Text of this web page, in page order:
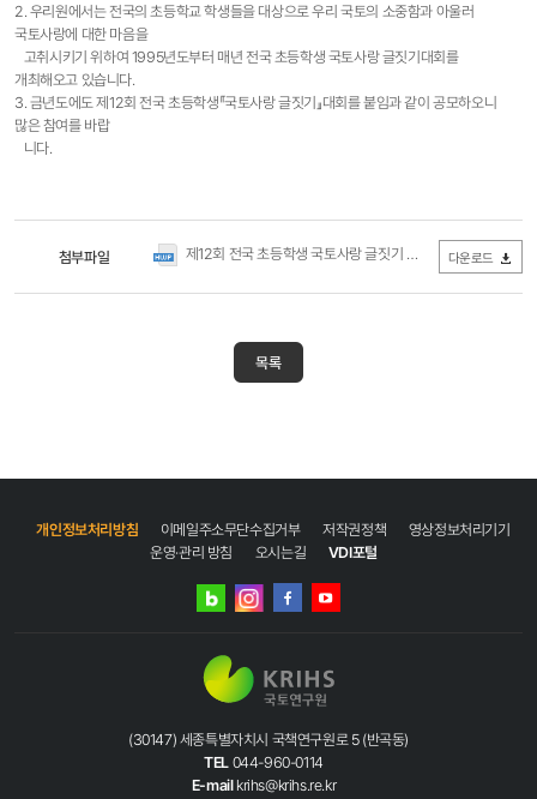
2. 우리원에서는 전국의 초등학교 학생들을 대상으로 우리 국토의 소중함과 아울러
국토사랑에 대한 마음을
고취시키기 위하여 1995년도부터 매년 전국 초등학생 국토사랑 글짓기대회를
개최해오고 있습니다.
3. 금년도에도 제12회 전국 초등학생『국토사랑 글짓기』대회를 붙임과 같이 공모하오니
많은 참여를 바랍
니다.
첨부파일 제12회 전국 초등학생 국토사랑 글짓기 공모(학교).hwp (0Byte /
다운로드
목록
개인정보처리방침 이메일주소무단수집거부 저작권정책
영상정보처리기기
운영·관리 방침
오시는길 VDI포털
네이버
인스타그램
(30147) 세종특별자치시 국책연구원로 5 (반곡동)
TEL 044-960-0114
E-mail krihs@krihs.re.kr